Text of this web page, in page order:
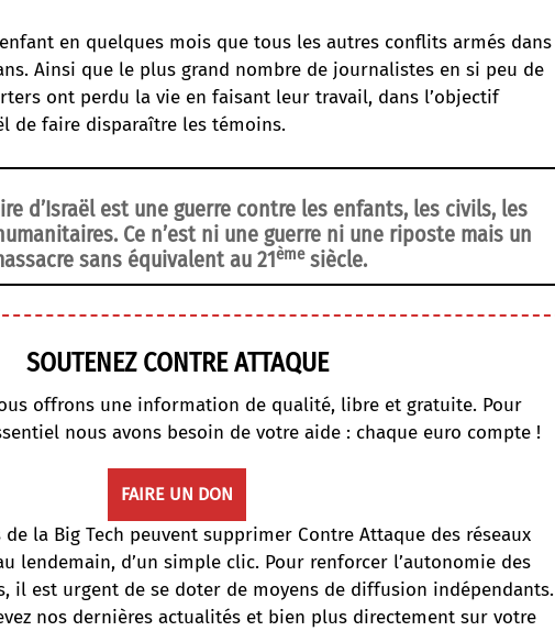
en quelques mois que tous les autres conflits armés dans
Ainsi que le plus grand nombre de journalistes en si peu de
ont perdu la vie en faisant leur travail, dans l’objectif
de faire disparaître les témoins.
d’Israël est une guerre contre les enfants, les civils, les
Ce n’est ni une guerre ni une riposte mais un
sans équivalent au 21èmesiècle.
SOUTENEZ CONTRE ATTAQUE
offrons une information de qualité, libre et gratuite. Pour
nous avons besoin de votre aide : chaque euro compte !
FAIRE UN DON
la Big Tech peuvent supprimer Contre Attaque des réseaux
lendemain, d’un simple clic. Pour renforcer l’autonomie des
il est urgent de se doter de moyens de diffusion indépendants.
nos dernières actualités et bien plus directement sur votre